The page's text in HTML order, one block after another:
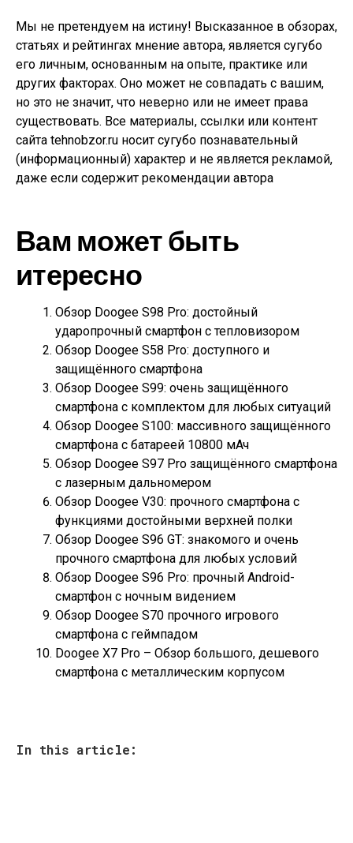
Мы не претендуем на истину! Высказанное в обзорах,
статьях и рейтингах мнение автора, является сугубо
его личным, основанным на опыте, практике или
других факторах. Оно может не совпадать с вашим,
но это не значит, что неверно или не имеет права
существовать. Все материалы, ссылки или контент
сайта tehnobzor.ru носит сугубо познавательный
(информационный) характер и не является рекламой,
даже если содержит рекомендации автора
Вам может быть
итересно
Обзор Doogee S98 Pro: достойный
ударопрочный смартфон с тепловизором
Обзор Doogee S58 Pro: доступного и
защищённого смартфона
Обзор Doogee S99: очень защищённого
смартфона с комплектом для любых ситуаций
Обзор Doogee S100: массивного защищённого
смартфона с батареей 10800 мАч
Обзор Doogee S97 Pro защищённого смартфона
с лазерным дальномером
Обзор Doogee V30: прочного смартфона с
функциями достойными верхней полки
Обзор Doogee S96 GT: знакомого и очень
прочного смартфона для любых условий
Обзор Doogee S96 Pro: прочный Android-
смартфон с ночным видением
Обзор Doogee S70 прочного игрового
смартфона с геймпадом
Doogee X7 Pro – Обзор большого, дешевого
смартфона с металлическим корпусом
In this article: